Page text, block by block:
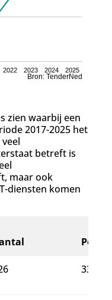
2022 2023 2024 2025
Bron: TenderNed
zien waarbij een
2017-2025 het
betreft is
maar ook
diensten komen
33%